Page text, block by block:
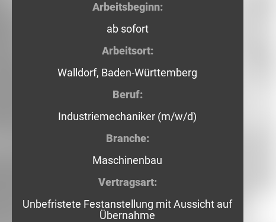
Arbeitsbeginn:
ab sofort
Arbeitsort:
Walldorf, Baden-Württemberg
Beruf:
Industriemechaniker (m/w/d)
Branche:
Maschinenbau
Vertragsart:
Unbefristete Festanstellung mit Aussicht auf
Übernahme